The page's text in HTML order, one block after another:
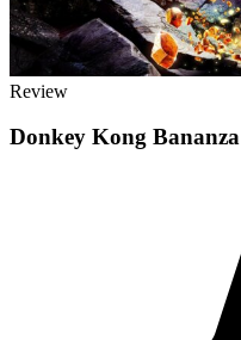
Review
Donkey Kong Bananza